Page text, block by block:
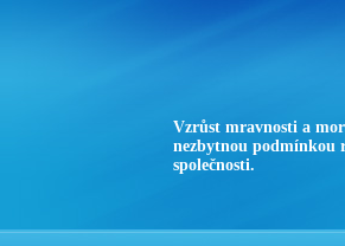
Vzrůst mravnosti a
nezbytnou podmínkou
společnosti.